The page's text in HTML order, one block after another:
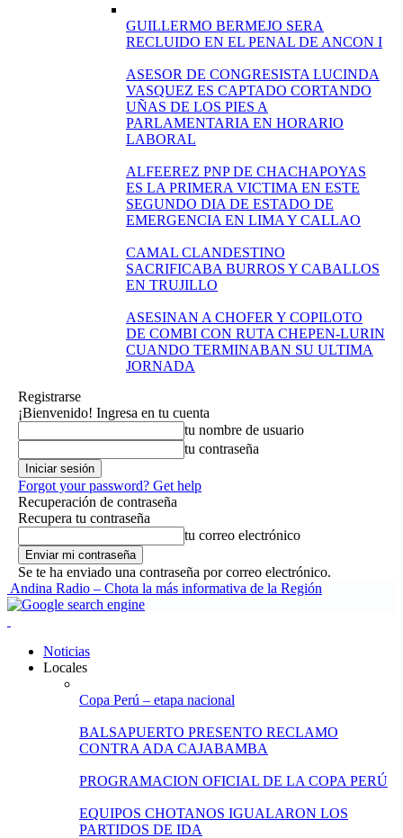
GUILLERMO BERMEJO SERA
RECLUIDO EN EL PENAL DE ANCON I
ASESOR DE CONGRESISTA LUCINDA
VASQUEZ ES CAPTADO CORTANDO
UÑAS DE LOS PIES A
PARLAMENTARIA EN HORARIO
LABORAL
ALFEEREZ PNP DE CHACHAPOYAS
ES LA PRIMERA VICTIMA EN ESTE
SEGUNDO DIA DE ESTADO DE
EMERGENCIA EN LIMA Y CALLAO
CAMAL CLANDESTINO
SACRIFICABA BURROS Y CABALLOS
EN TRUJILLO
ASESINAN A CHOFER Y COPILOTO
DE COMBI CON RUTA CHEPEN-LURIN
CUANDO TERMINABAN SU ULTIMA
JORNADA
Registrarse
¡Bienvenido! Ingresa en tu cuenta
tu nombre de usuario
tu contraseña
Forgot your password? Get help
Recuperación de contraseña
Recupera tu contraseña
tu correo electrónico
Se te ha enviado una contraseña por correo electrónico.
Andina Radio – Chota la más informativa de la Región
Noticias
Locales
Copa Perú – etapa nacional
BALSAPUERTO PRESENTO RECLAMO
CONTRA ADA CAJABAMBA
PROGRAMACION OFICIAL DE LA COPA PERÚ
EQUIPOS CHOTANOS IGUALARON LOS
PARTIDOS DE IDA